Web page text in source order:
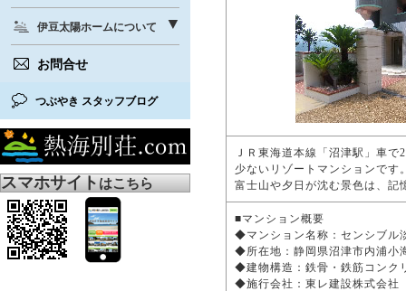
伊豆太陽ホームについて
お問合せ
つぶやき スタッフブログ
スマホサイトはこちら
ＪＲ東海道本線「沼津駅」車
少ないリゾートマンションです
富士山や夕日が沈む景色は、記
■マンション概要
◆マンション名称：センシブ
◆所在地：静岡県沼津市内浦
◆建物構造：鉄骨・鉄筋コン
◆施行会社：東レ建設株式会